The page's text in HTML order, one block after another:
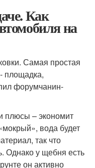
Как
на
Самая простая
площадка,
форумчанин-
плюсы – экономит
вода будет
так что
Однако у щебня есть
он активно